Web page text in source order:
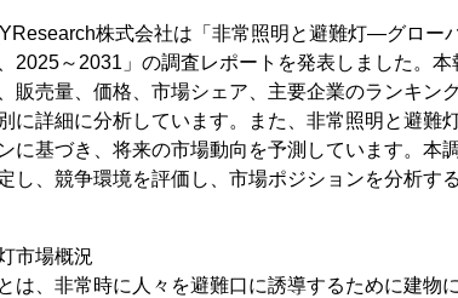
株式会社は「非常照明と避難灯―グロー
2025～2031」の調査レポートを発表しました。
販売量、価格、市場シェア、主要企業のランキン
に詳細に分析しています。また、非常照明と避難
に基づき、将来の市場動向を予測しています。本
し、競争環境を評価し、市場ポジションを分析す
市場概況
は、非常時に人々を避難口に誘導するために建物